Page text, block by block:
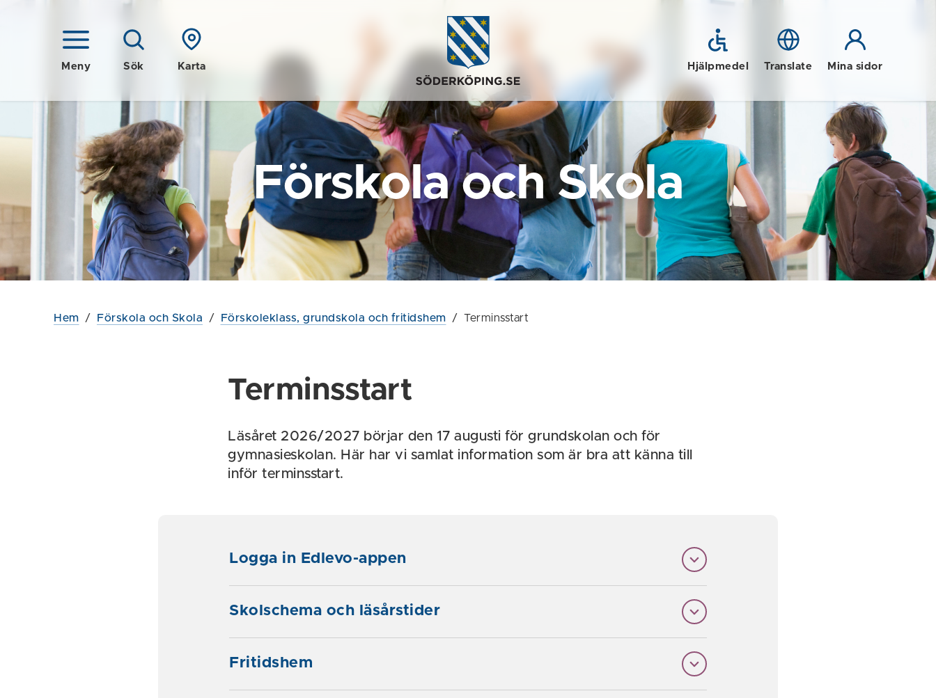
Meny Sök Karta Hjälpmedel Translate Mina sidor
Förskola och Skola
Hem / Förskola och Skola / Förskoleklass, grundskola och fritidshem / Terminsstart
Terminsstart
Läsåret 2026/2027 börjar den 17 augusti för grundskolan och för
gymnasieskolan. Här har vi samlat information som är bra att känna till
inför terminsstart.
Logga in Edlevo-appen
Skolschema och läsårstider
Fritidshem